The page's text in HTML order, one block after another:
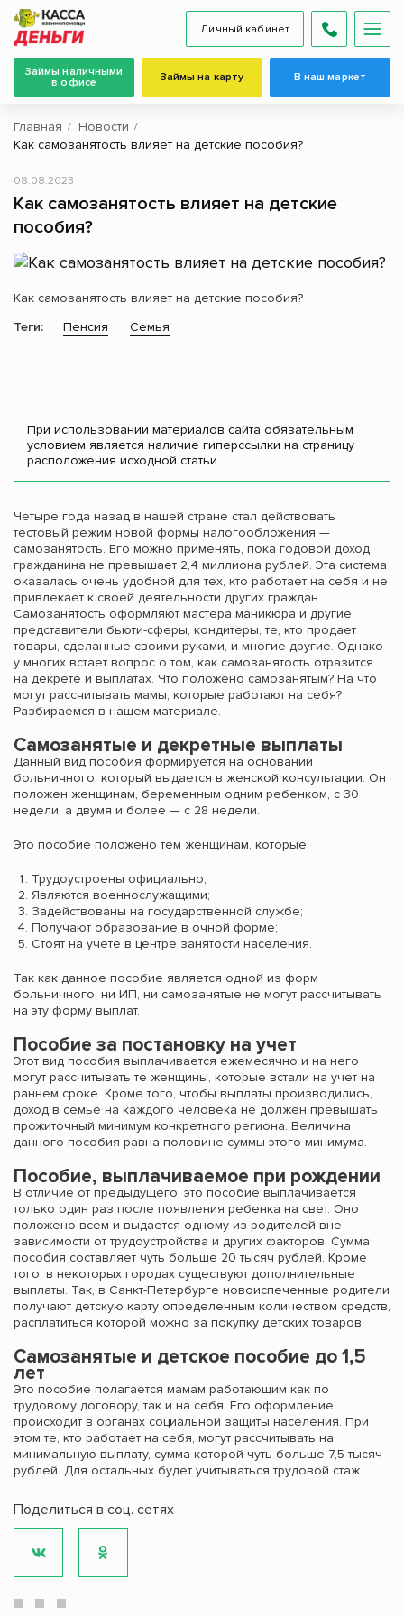
Личный кабинет
Займы наличными
в офисе
Займы на карту В наш маркет
Главная
Новости
Как самозанятость влияет на детские пособия?
Как самозанятость влияет на детские
пособия?
08.08.2023
Как самозанятость влияет на детские пособия?
Теги:
Пенсия Семья
При использовании материалов сайта обязательным
условием является наличие гиперссылки на страницу
расположения исходной статьи.
Четыре года назад в нашей стране стал действовать
тестовый режим новой формы налогообложения —
самозанятость. Его можно применять, пока годовой доход
гражданина не превышает 2,4 миллиона рублей. Эта система
оказалась очень удобной для тех, кто работает на себя и не
привлекает к своей деятельности других граждан.
Самозанятость оформляют мастера маникюра и другие
представители бьюти-сферы, кондитеры, те, кто продает
товары, сделанные своими руками, и многие другие. Однако
у многих встает вопрос о том, как самозанятость отразится
на декрете и выплатах. Что положено самозанятым? На что
могут рассчитывать мамы, которые работают на себя?
Разбираемся в нашем материале.
Самозанятые и декретные выплаты
Данный вид пособия формируется на основании
больничного, который выдается в женской консультации. Он
положен женщинам, беременным одним ребенком, с 30
недели, а двумя и более — с 28 недели.
Это пособие положено тем женщинам, которые:
Трудоустроены официально;
Являются военнослужащими;
Задействованы на государственной службе;
Получают образование в очной форме;
Стоят на учете в центре занятости населения.
Так как данное пособие является одной из форм
больничного, ни ИП, ни самозанятые не могут рассчитывать
на эту форму выплат.
Пособие за постановку на учет
Этот вид пособия выплачивается ежемесячно и на него
могут рассчитывать те женщины, которые встали на учет на
раннем сроке. Кроме того, чтобы выплаты производились,
доход в семье на каждого человека не должен превышать
прожиточный минимум конкретного региона. Величина
данного пособия равна половине суммы этого минимума.
Пособие, выплачиваемое при рождении
В отличие от предыдущего, это пособие выплачивается
только один раз после появления ребенка на свет. Оно
положено всем и выдается одному из родителей вне
зависимости от трудоустройства и других факторов. Сумма
пособия составляет чуть больше 20 тысяч рублей. Кроме
того, в некоторых городах существуют дополнительные
выплаты. Так, в Санкт-Петербурге новоиспеченные родители
получают детскую карту определенным количеством средств,
расплатиться которой можно за покупку детских товаров.
Самозанятые и детское пособие до 1,5
лет
Это пособие полагается мамам работающим как по
трудовому договору, так и на себя. Его оформление
происходит в органах социальной защиты населения. При
этом те, кто работает на себя, могут рассчитывать на
минимальную выплату, сумма которой чуть больше 7,5 тысяч
рублей. Для остальных будет учитываться трудовой стаж.
Поделиться в соц. сетях